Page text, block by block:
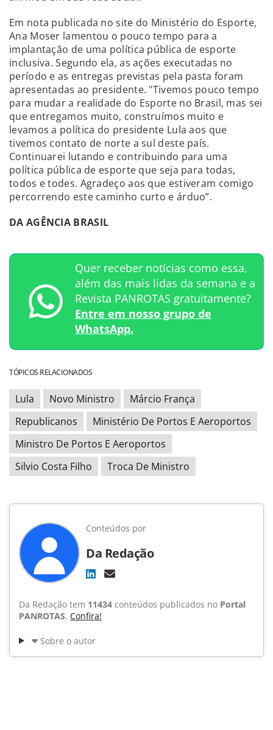
Em nota publicada no site do Ministério do Esporte,
Ana Moser lamentou o pouco tempo para a
implantação de uma política pública de esporte
inclusiva. Segundo ela, as ações executadas no
período e as entregas previstas pela pasta foram
apresentadas ao presidente. "Tivemos pouco tempo
para mudar a realidade do Esporte no Brasil, mas sei
que entregamos muito, construímos muito e
levamos a política do presidente Lula aos que
tivemos contato de norte a sul deste país.
Continuarei lutando e contribuindo para uma
política pública de esporte que seja para todas,
todos e todes. Agradeço aos que estiveram comigo
percorrendo este caminho curto e árduo”.
DA AGÊNCIA BRASIL
Quer receber notícias como essa,
além das mais lidas da semana e a
Revista PANROTAS gratuitamente?
Entre em nosso grupo de
WhatsApp.
TÓPICOS RELACIONADOS
Lula Novo Ministro
Márcio França
Republicanos
Ministério De Portos E Aeroportos
Ministro De Portos E Aeroportos
Silvio Costa Filho
Troca De Ministro
Conteúdos por
Da Redação
Da Redação tem 11434 conteúdos publicados no Portal
PANROTAS. Confira!
Sobre o autor